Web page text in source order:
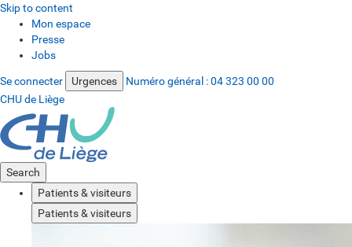
Skip to content
Mon espace
Presse
Jobs
Se connecter Urgences Numéro général :04 323 00 00
CHU de Liège
Search
Patients & visiteurs
Patients & visiteurs